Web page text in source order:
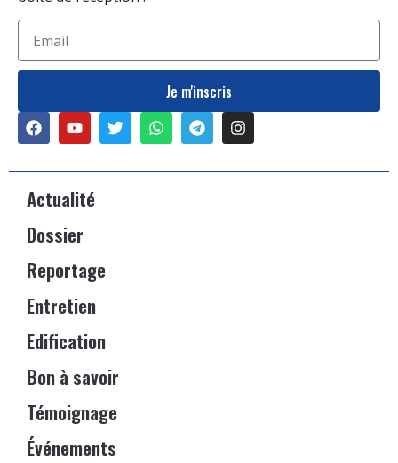
Je m'inscris
Actualité
Dossier
Reportage
Entretien
Edification
Bon à savoir
Témoignage
Événements